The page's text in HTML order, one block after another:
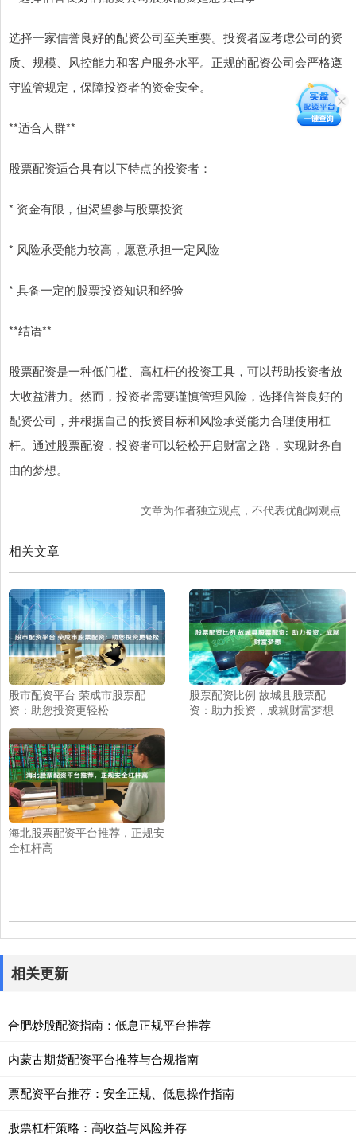
选择一家信誉良好的配资公司至关重要。投资者应考虑公司的资
质、规模、风控能力和客户服务水平。正规的配资公司会严格遵
守监管规定，保障投资者的资金安全。
**适合人群**
股票配资适合具有以下特点的投资者：
* 资金有限，但渴望参与股票投资
* 风险承受能力较高，愿意承担一定风险
* 具备一定的股票投资知识和经验
**结语**
股票配资是一种低门槛、高杠杆的投资工具，可以帮助投资者放
大收益潜力。然而，投资者需要谨慎管理风险，选择信誉良好的
配资公司，并根据自己的投资目标和风险承受能力合理使用杠
杆。通过股票配资，投资者可以轻松开启财富之路，实现财务自
由的梦想。
文章为作者独立观点，不代表优配网观点
相关文章
股市配资平台 荣成市股票配
资：助您投资更轻松
股票配资比例 故城县股票配
资：助力投资，成就财富梦想
海北股票配资平台推荐，正规安
全杠杆高
相关更新
合肥炒股配资指南：低息正规平台推荐
内蒙古期货配资平台推荐与合规指南
票配资平台推荐：安全正规、低息操作指南
股票杠杆策略：高收益与风险并存